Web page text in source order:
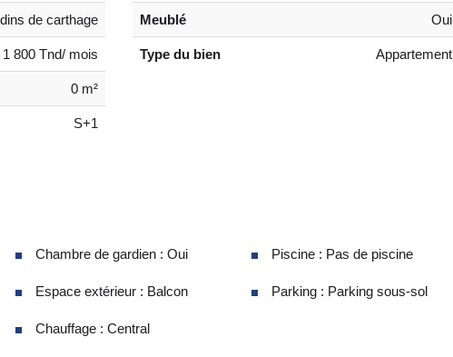
de carthage
1 800 Tnd/ mois
0 m²
S+1
Meublé Oui
Type du bien Appartement
Chambre de gardien : Oui
Espace extérieur : Balcon
Chauffage : Central
Piscine : Pas de piscine
Parking : Parking sous-sol